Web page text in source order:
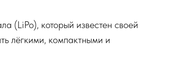
(LiPo), который известен своей
лёгкими, компактными и